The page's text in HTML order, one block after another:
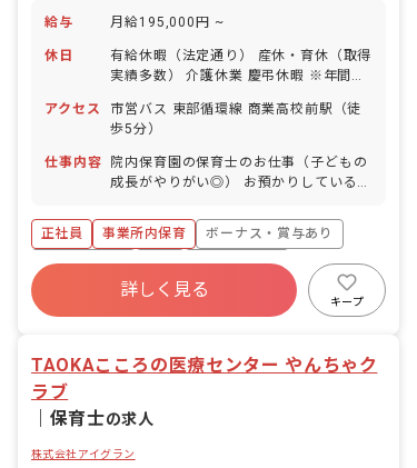
給与 月給195,000円 ~
休日
有給休暇（法定通り） 産休・育休（取得
実績多数） 介護休業 慶弔休暇 ※年間休
日を付与）
アクセス
市営バス 東部循環線 商業高校前駅（徒
歩5分）
仕事内容
院内保育園の保育士のお仕事（子どもの
成長がやりがい◎） お預かりしている子
食事・睡眠・排泄・清潔・衣類の着脱等
・集団生活を通じた社会性の装着 ・行事
の計画・実行、お知らせの作成
正社員 事業所内保育
ボーナス・賞与あり
社会保険完備
有給
福利厚生充実
昇給昇進あり
産休育休制度
詳しく見る
キープ
TAOKAこころの医療センター やんちゃク
ラブ
保育士の求人
株式会社アイグラン